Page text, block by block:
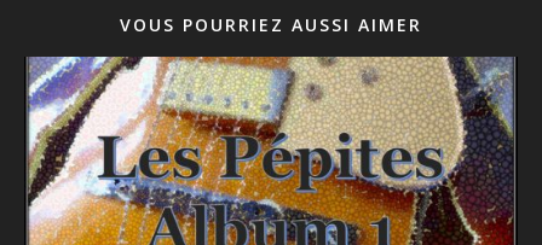
VOUS POURRIEZ AUSSI AIMER